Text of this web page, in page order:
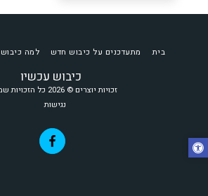
כיבוש עכשיו
זכויות יוצרים © 2026 כל הזכויות שמורות
נגישות
בית מתעדכנים על כיבוש חדש למה